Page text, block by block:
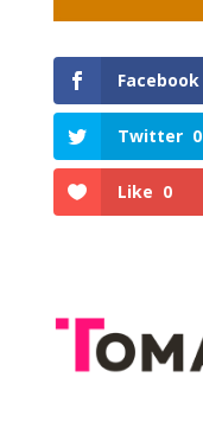
Facebook
Twitter 0
Like 0